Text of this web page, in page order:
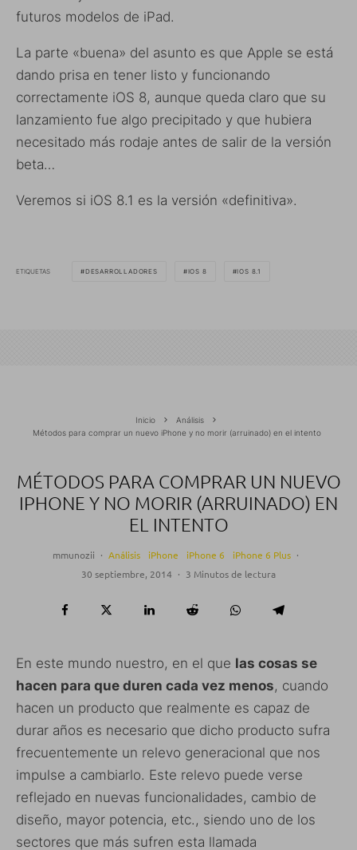
futuros modelos de iPad.
La parte «buena» del asunto es que Apple se está
dando prisa en tener listo y funcionando
correctamente iOS 8, aunque queda claro que su
lanzamiento fue algo precipitado y que hubiera
necesitado más rodaje antes de salir de la versión
beta…
Veremos si iOS 8.1 es la versión «definitiva».
ETIQUETAS DESARROLLADORES IOS 8 IOS 8.1
Inicio
Análisis
Métodos para comprar un nuevo iPhone y no morir (arruinado) en el intento
MÉTODOS PARA COMPRAR UN NUEVO
IPHONE Y NO MORIR (ARRUINADO) EN
EL INTENTO
mmunozii · Análisis iPhone iPhone 6 iPhone 6 Plus ·
30 septiembre, 2014 · 3 Minutos de lectura
En este mundo nuestro, en el que las cosas se
hacen para que duren cada vez menos, cuando
hacen un producto que realmente es capaz de
durar años es necesario que dicho producto sufra
frecuentemente un relevo generacional que nos
impulse a cambiarlo. Este relevo puede verse
reflejado en nuevas funcionalidades, cambio de
diseño, mayor potencia, etc., siendo uno de los
sectores que más sufren esta llamada